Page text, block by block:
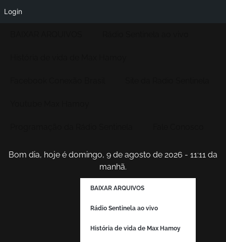
Bom dia, hoje é domingo, 9 de agosto de 2026 - 11:11 da
manhã.
BAIXAR ARQUIVOS
Rádio Sentinela ao vivo
História de vida de Max Hamoy
Login